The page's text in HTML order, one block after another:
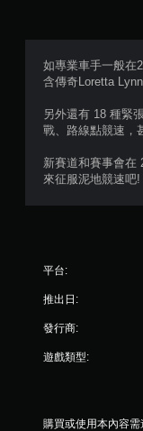
如專業車手一般在
含傳奇Loretta
另外還有 18 種緊
戰、路線點競速，
新賽道和賽事會在
來征服泥地競速吧!
平台:
推出日:
發行商:
遊戲類型:
購買或使用本內容需